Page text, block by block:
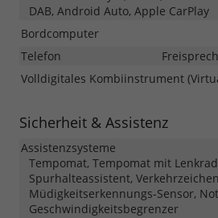
DAB, Android Auto, Apple CarPlay
Bordcomputer
Telefon
Volldigitales Kombiinstrument
Sicherheit & Assistenz
Assistenzsysteme
Tempomat, Tempomat mit
Spurhalteassistent,
Müdigkeitserkennungs-Sensor,
Geschwindigkeitsbegrenzer